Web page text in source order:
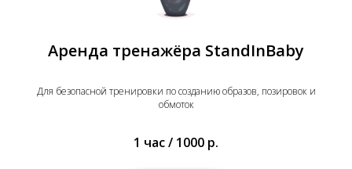
Аренда тренажёра StandInBaby
Для безопасной тренировки по созданию образов, позировок и
обмоток
1 час / 1000 р.